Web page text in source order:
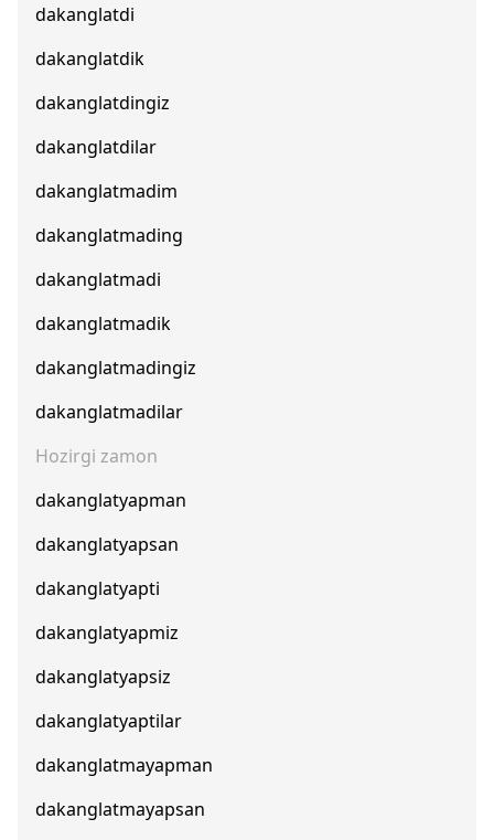
dakanglatdi
dakanglatdik
dakanglatdingiz
dakanglatdilar
dakanglatmadim
dakanglatmading
dakanglatmadi
dakanglatmadik
dakanglatmadingiz
dakanglatmadilar
Hozirgi zamon
dakanglatyapman
dakanglatyapsan
dakanglatyapti
dakanglatyapmiz
dakanglatyapsiz
dakanglatyaptilar
dakanglatmayapman
dakanglatmayapsan